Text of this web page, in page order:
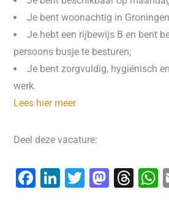
Je bent woonachtig in
Je hebt een rijbewijs B en bent
persoons busje te besturen;
Je bent zorgvuldig, hygiënisch
werk.
Lees hier meer
Deel deze vacature:
F
Li T
M T